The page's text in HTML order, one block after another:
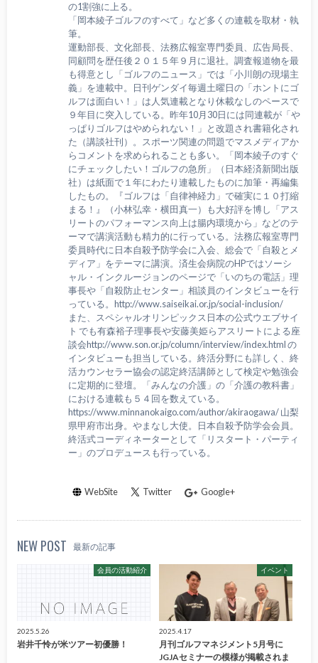
の1割強に上る。
「岡本綾子ゴルフのすべて」など多くの連載を取材・執
筆。
運動部長、文化部長、法務広報室専門委員、広告局長、
同顧問を歴任後２０１５年９月に退社。調査報道物を最
も得意とし「ゴルフのニュース」では「小川朗の現場主
義」を連載中。日刊ゲンダイ毎週土曜日の「ホントにゴ
ルフは面白い！」は人気連載となり休載なしのペースで
９年目に突入している。昨年10月30日には同連載が「や
っぱりゴルフはやめられない！」と改題され書籍化され
た（講談社刊）。スポーツ関連の問題でマスメディアか
らコメントを求められることも多い。「岡本綾子のすぐ
にチェックしたい！ゴルフの急所」（日本経済新聞出版
社）は紙面で１年にわたり連載したものに加筆・再編集
したもの。『ゴルフは「自律神経力」で確実に１０打縮
まる！』（小林弘幸・横田真一）も大好評を博し「アス
リートのパフォーマンス向上は腸内環境から」などのテ
ーマで講演活動も精力的に行っている。法務広報室専門
委員時代に日本自殺予防学会に入会、総会で「自殺とメ
ディア」をテーマに講演。済生会病院のHPではソーシ
ャル・インクルージョンのページで「いのちの電話」理
事長や「自殺防止センター」相談員のインタビューを行
っている。http://www.saiseikai.or.jp/social-inclusion/
また、スペシャルオリンピックス日本の公式ウエブサイ
ト でも有森裕子理事長や安藤美姫らアスリートによる座
談会http://www.son.or.jp/column/interview/index.html の
インタビューも担当している。終活分野にも詳しく、終
活カウンセラー協会の認定終活講師として検定や勉強会
に定期的に登壇。「みんなの介護」の「介護の教科書」
における連載も５４回を数えている。
https://www.minnanokaigo.com/author/akiraogawa/ 山梨
県甲府市出身。やまなし大使。日本自殺予防学会会員。
終活式コーディネーターとして「リスタート・パーティ
ー」のプロデュースも行っている。
WebSite Twitter Google+
NEW POST 最新の記事
会員の活動紹介
2025.5.26
岩井千怜が米ツアー初優勝！
イベント
2025.4.17
月刊ゴルフマネジメント5月号に
JGJAセミナーの模様が掲載されま